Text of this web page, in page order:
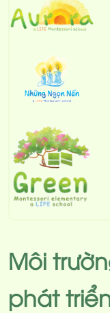
Môi
phát